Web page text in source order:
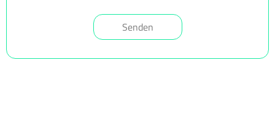
Senden